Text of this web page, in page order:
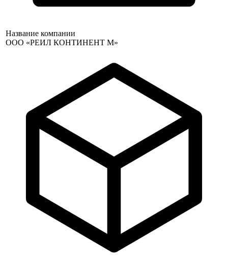
Название компании
ООО «РЕИЛ КОНТИНЕНТ М»